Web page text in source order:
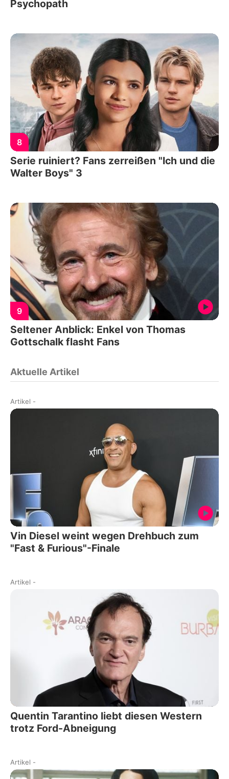
Psychopath
8
Serie ruiniert? Fans zerreißen "Ich und die
Walter Boys" 3
9
Seltener Anblick: Enkel von Thomas
Gottschalk flasht Fans
Aktuelle Artikel
Artikel -
Vin Diesel weint wegen Drehbuch zum
"Fast & Furious"-Finale
Artikel -
Quentin Tarantino liebt diesen Western
trotz Ford-Abneigung
Artikel -